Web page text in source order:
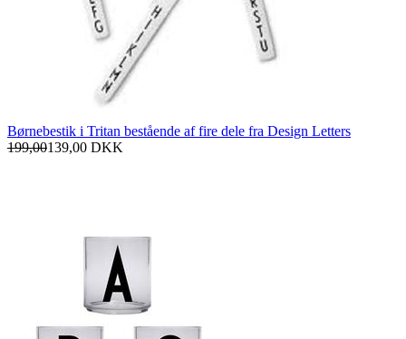
Børnebestik i Tritan bestående af fire dele fra Design Letters
199,00139,00 DKK